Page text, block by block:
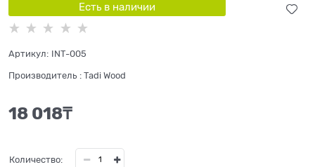
Есть в наличии
Артикул: INT-005
Производитель : Tadi Wood
18 018₸
Количество: